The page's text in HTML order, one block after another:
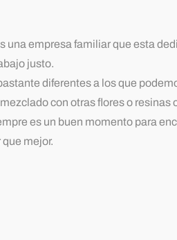
una empresa familiar que esta
justo.
diferentes a los que
con otras flores o
es un buen momento para
mejor.